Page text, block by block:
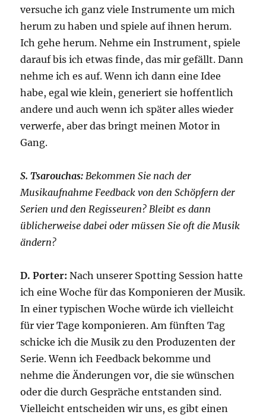
versuche ich ganz viele Instrumente um mich
herum zu haben und spiele auf ihnen herum.
Ich gehe herum. Nehme ein Instrument, spiele
darauf bis ich etwas finde, das mir gefällt. Dann
nehme ich es auf. Wenn ich dann eine Idee
habe, egal wie klein, generiert sie hoffentlich
andere und auch wenn ich später alles wieder
verwerfe, aber das bringt meinen Motor in
Gang.
S. Tsarouchas: Bekommen Sie nach der
Musikaufnahme Feedback von den Schöpfern der
Serien und den Regisseuren? Bleibt es dann
üblicherweise dabei oder müssen Sie oft die Musik
ändern?
D. Porter: Nach unserer Spotting Session hatte
ich eine Woche für das Komponieren der Musik.
In einer typischen Woche würde ich vielleicht
für vier Tage komponieren. Am fünften Tag
schicke ich die Musik zu den Produzenten der
Serie. Wenn ich Feedback bekomme und
nehme die Änderungen vor, die sie wünschen
oder die durch Gespräche entstanden sind.
Vielleicht entscheiden wir uns, es gibt einen